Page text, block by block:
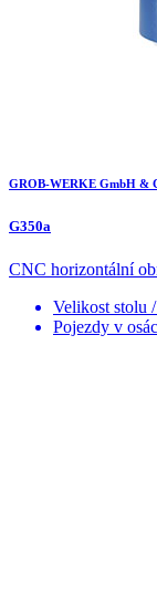
GROB-WERKE GmbH &
G350a
CNC horizontální
Velikost stolu
Pojezdy v